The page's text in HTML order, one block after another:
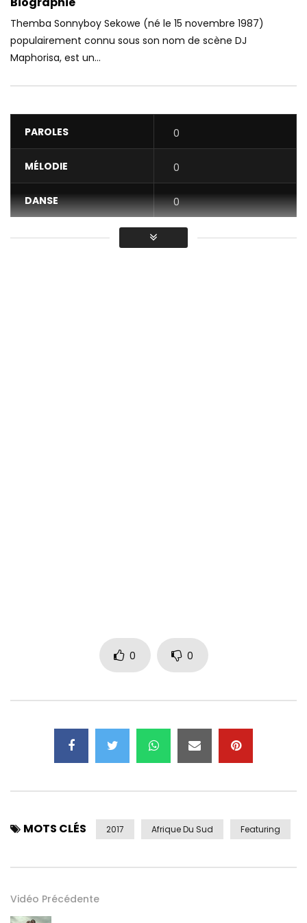
Themba Sonnyboy Sekowe (né le 15 novembre 1987)
populairement connu sous son nom de scène DJ
Maphorisa, est un...
PAROLES 0
MÉLODIE 0
DANSE 0
VIDÉO
0 0
MOTS CLÉS 2017 Afrique Du Sud Featuring
Vidéo Précédente